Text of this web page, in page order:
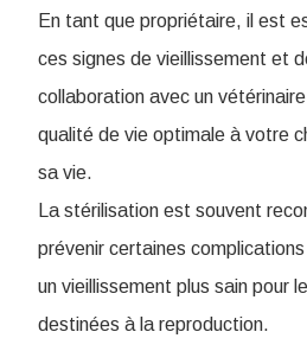
En tant que propriétaire, il est
ces signes de vieillissement et
collaboration avec un
qualité de vie optimale à votre
sa vie.
La stérilisation est souvent
prévenir certaines
un vieillissement plus sain pour
destinées à la reproduction.